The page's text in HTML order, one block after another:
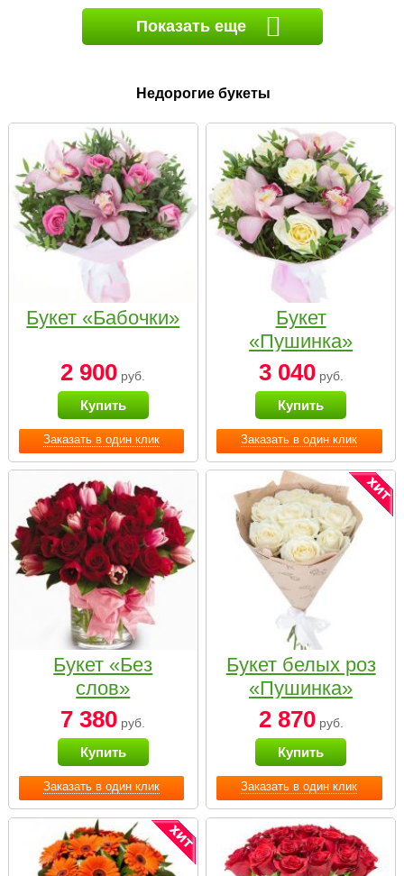
Показать еще
Недорогие букеты
Заказать в один клик
Букет «Бабочки»
2 900 руб.
Купить
Заказать в один клик
Букет
«Пушинка»
3 040руб.
Купить
Заказать в один клик
Букет «Без
слов»
7 380 руб.
Купить
Заказать в один клик
Букет белых роз
«Пушинка»
2 870руб.
Купить